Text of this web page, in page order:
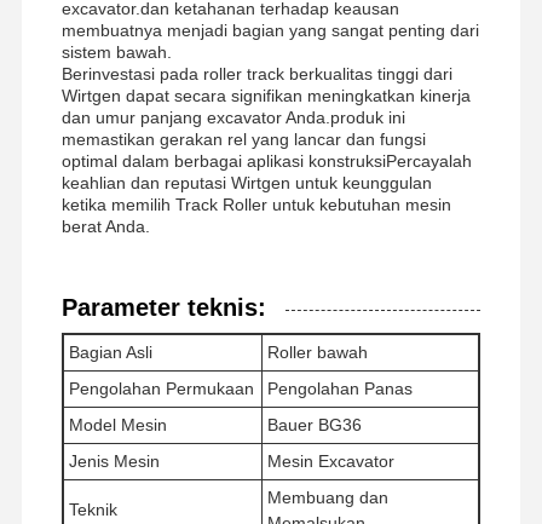
Rumah Video
excavator.dan ketahanan terhadap keausan
membuatnya menjadi bagian yang sangat penting dari
sistem bawah.
Berinvestasi pada roller track berkualitas tinggi dari
Wirtgen dapat secara signifikan meningkatkan kinerja
dan umur panjang excavator Anda.produk ini
memastikan gerakan rel yang lancar dan fungsi
optimal dalam berbagai aplikasi konstruksiPercayalah
keahlian dan reputasi Wirtgen untuk keunggulan
ketika memilih Track Roller untuk kebutuhan mesin
berat Anda.
Parameter teknis:
Bagian Asli
Roller bawah
Pengolahan Permukaan
Pengolahan Panas
Model Mesin
Bauer BG36
Jenis Mesin
Mesin Excavator
Teknik
Membuang dan